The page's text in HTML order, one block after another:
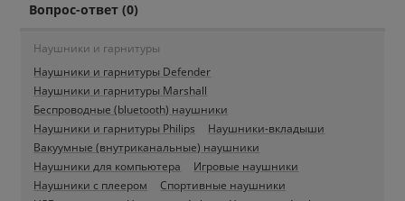
Вопрос-ответ (0)
Наушники и гарнитуры
Наушники и гарнитуры Defender
Наушники и гарнитуры Marshall
Беспроводные (bluetooth) наушники
Наушники и гарнитуры Philips
Наушники-вкладыши
Вакуумные (внутриканальные) наушники
Наушники для компьютера
Игровые наушники
Наушники с плеером
Спортивные наушники